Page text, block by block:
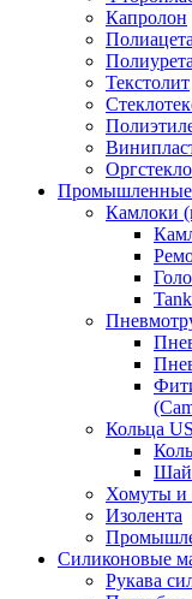
Капролон
Текстолит
Оргстекло
Промышленные
Камлоки
Кольца
Хомуты и
Изолента
Силиконовые
Рукава